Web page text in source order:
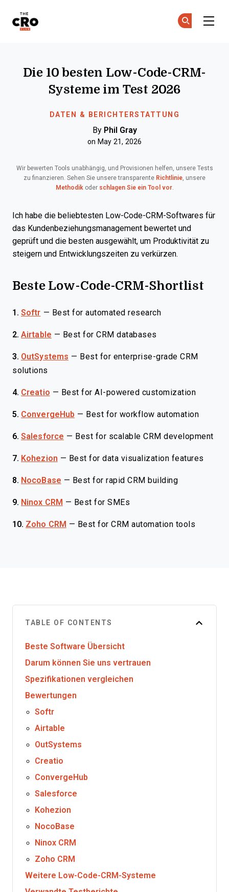
DATEN & BERICHTERSTATTUNG
Die 10 besten Low-Code-CRM-
Systeme im Test 2026
By Phil Gray
on May 21, 2026
Wir bewerten Tools unabhängig, und Provisionen helfen, unsere Tests
zu finanzieren. Sehen Sie unsere transparente Richtlinie, unsere
Methodikoder schlagen Sie ein Tool vor.
Ich habe die beliebtesten Low-Code-CRM-Softwares für
das Kundenbeziehungsmanagement bewertet und
geprüft und die besten ausgewählt, um Produktivität zu
steigern und Entwicklungszeiten zu verkürzen.
Beste Low-Code-CRM-Shortlist
1. Softr — Best for automated research
2. Airtable — Best for CRM databases
3. OutSystems — Best for enterprise-grade CRM
solutions
4. Creatio — Best for AI-powered customization
5. ConvergeHub — Best for workflow automation
6. Salesforce — Best for scalable CRM development
7. Kohezion — Best for data visualization features
8. NocoBase — Best for rapid CRM building
9. Ninox CRM — Best for SMEs
10. Zoho CRM — Best for CRM automation tools
TABLE OF CONTENTS
Beste Software Übersicht
Darum können Sie uns vertrauen
Spezifikationen vergleichen
Bewertungen
Softr
Airtable
OutSystems
Creatio
ConvergeHub
Salesforce
Kohezion
NocoBase
Ninox CRM
Zoho CRM
Weitere Low-Code-CRM-Systeme